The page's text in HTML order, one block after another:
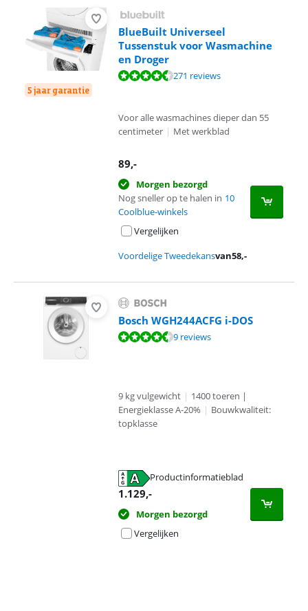
5 jaar garantie
BlueBuilt Universeel
Tussenstuk voor Wasmachine
en Droger
Beoordeling is 8,8 van de 10, gebaseerd op 271 reviews.
271 reviews
Voor alle wasmachines dieper dan 55
centimeter | Met werkblad
89,-
Morgen bezorgd
Nog sneller op te halen in 10
Coolblue-winkels
Vergelijken
Voordelige Tweedekansvan58,-
Bosch WGH244ACFG i-DOS
Beoordeling is 9,3 van de 10, gebaseerd op 9 reviews.
9 reviews
9 kg vulgewicht | 1400 toeren |
Energieklasse A-20% | Bouwkwaliteit:
topklasse
Productinformatieblad
1.129,-
Morgen bezorgd
Vergelijken